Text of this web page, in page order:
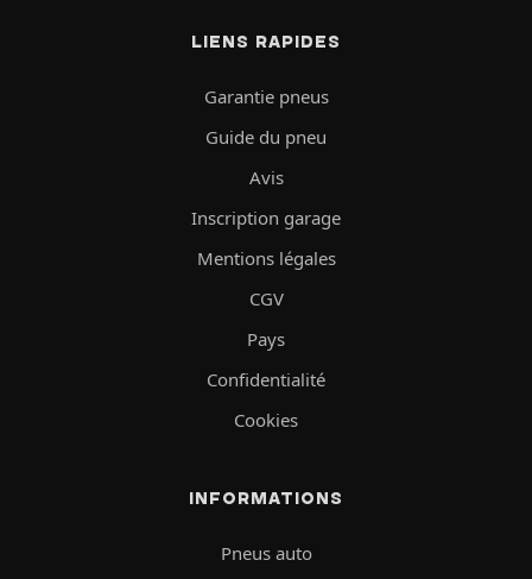
LIENS RAPIDES
Garantie pneus
Guide du pneu
Avis
Inscription garage
Mentions légales
CGV
Pays
Confidentialité
Cookies
INFORMATIONS
Pneus auto